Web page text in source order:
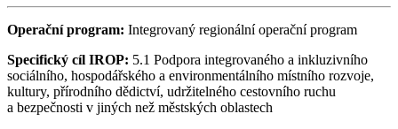
Operační program: Integrovaný regionální operační program
Specifický cíl IROP: 5.1 Podpora integrovaného a inkluzivního
sociálního, hospodářského a environmentálního místního rozvoje,
kultury, přírodního dědictví, udržitelného cestovního ruchu
a bezpečnosti v jiných než městských oblastech